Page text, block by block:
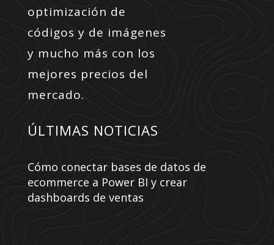
optimización de
códigos y de imágenes
y mucho más con los
mejores precios del
mercado.
ÚLTIMAS NOTICIAS
Cómo conectar bases de datos de
ecommerce a Power BI y crear
dashboards de ventas